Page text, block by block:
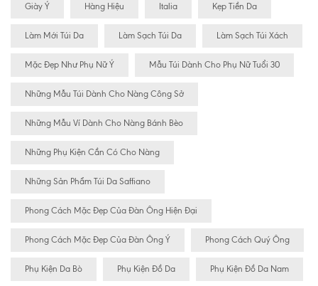
Giày Ý Hàng Hiệu Italia Kẹp Tiền Da
Làm Mới Túi Da Làm Sạch Túi Da Làm Sạch Túi Xách
Mặc Đẹp Như Phụ Nữ Ý Mẫu Túi Dành Cho Phụ Nữ Tuổi 30
Những Mẫu Túi Dành Cho Nàng Công Sở
Những Mẫu Ví Dành Cho Nàng Bánh Bèo
Những Phụ Kiện Cần Có Cho Nàng
Những Sản Phẩm Túi Da Saffiano
Phong Cách Mặc Đẹp Của Đàn Ông Hiện Đại
Phong Cách Mặc Đẹp Của Đàn Ông Ý Phong Cách Quý Ông
Phụ Kiện Da Bò Phụ Kiện Đồ Da Phụ Kiện Đồ Da Nam